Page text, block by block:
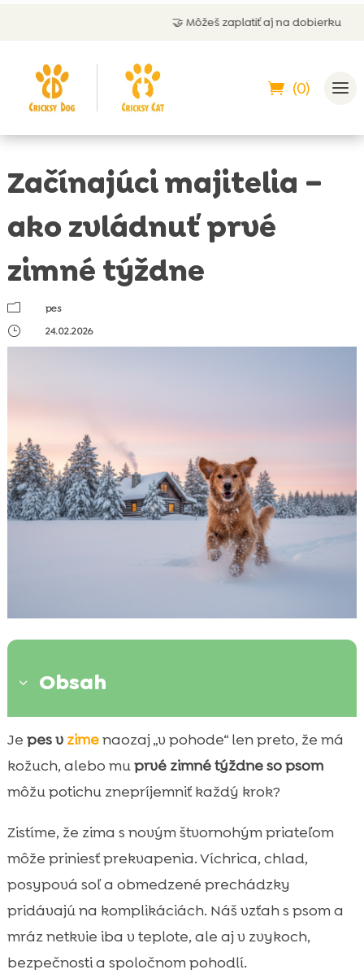
🤝 Môžeš zaplatiť aj na dobierku
(0)
Začínajúci majitelia –
ako zvládnuť prvé
zimné týždne
m
pes
}
24.02.2026
3 Obsah
 Prečo sú prvé zimné týždne s novým psom
výzvou

Ako spoznáme, že náš pes zimu zvláda
 Bezpečné venčenie v mraze, vetre a tme
 Oblečenie pre psa v zime: kedy áno a kedy
nie
 Starostlivosť o labky a kožu počas zimy
pes zima riešenie bezradnosti majiteľa
Domáca pohoda: teplo, vlhkosť a miesto na
Je pes v zimenaozaj „v pohode“ len preto, že má
kožuch, alebo muprvé zimné týždne so psom
môžu potichu znepríjemniť každý krok?
Zistíme, že zima s novým štvornohým priateľom
môže priniesť prekvapenia. Víchrica, chlad,
posypová soľ a obmedzené prechádzky
pridávajú na komplikáciách. Náš vzťah s psom a
mráz netkvie iba v teplote, ale aj v zvykoch,
bezpečnosti a spoločnom pohodlí.